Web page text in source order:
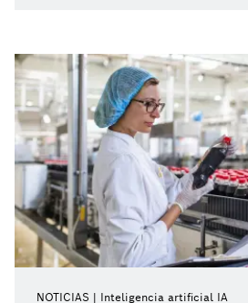
NOTICIAS Inteligencia artificial IA